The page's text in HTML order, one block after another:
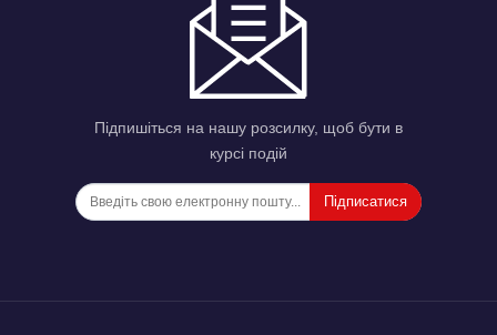
Підпишіться на нашу розсилку, щоб бути в
курсі подій
Підписатися